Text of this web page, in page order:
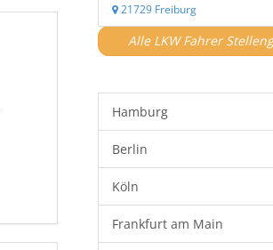
21729 Freiburg
Alle LKW Fahrer
Hamburg
Berlin
Köln
Frankfurt am Main